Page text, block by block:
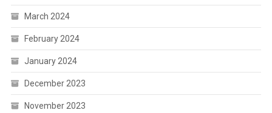
March 2024
February 2024
January 2024
December 2023
November 2023